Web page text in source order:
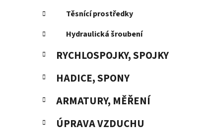
Těsnící prostředky
Hydraulická šroubení
RYCHLOSPOJKY, SPOJKY
HADICE, SPONY
ARMATURY, MĚŘENÍ
ÚPRAVA VZDUCHU